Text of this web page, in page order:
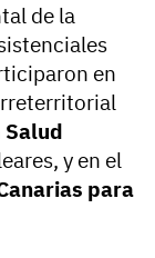
de la
en
Salud
y en el
para